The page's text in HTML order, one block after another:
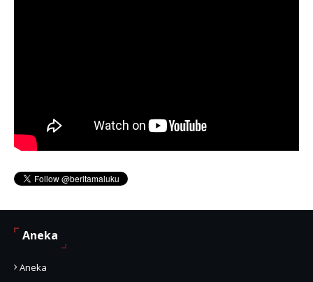
Aneka
Aneka